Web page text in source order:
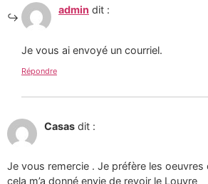
admin dit :
Je vous ai envoyé un courriel.
Répondre
Casas dit :
Je vous remercie . Je préfère les
cela m’a donné envie de revoir le Louvre